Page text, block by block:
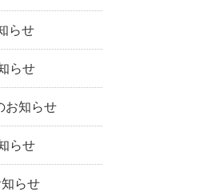
らせ
らせ
お知らせ
らせ
らせ